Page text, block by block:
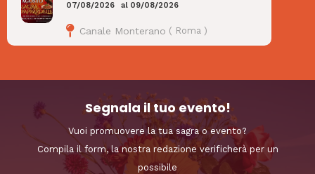
07/08/2026 al 09/08/2026
Canale Monterano ( Roma )
Segnala il tuo evento!
Vuoi promuovere la tua sagra o evento?
Compila il form, la nostra redazione verificherà per un
possibile